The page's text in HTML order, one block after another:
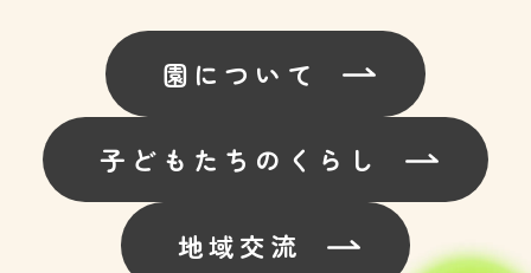
園について
子どもたちのくらし
地域交流